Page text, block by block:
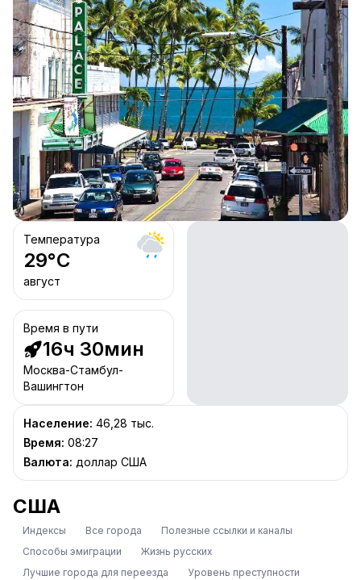
Температура
29°C
август
Время в пути
16ч 30мин
Москва-Стамбул-
Вашингтон
Население: 46,28 тыс.
Время: 08:27
Валюта: доллар США
США
Индексы Все города
Полезные ссылки и каналы
Способы эмиграции
Жизнь русских
Лучшие города для переезда
Уровень преступности